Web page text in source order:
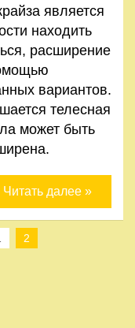
является
находить
расширение
вариантов.
телесная
может быть
Читать далее »
2